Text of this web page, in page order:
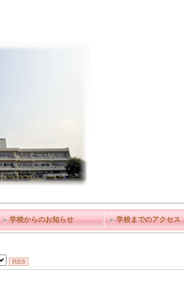
学校からのお知らせ 学校までのアクセス